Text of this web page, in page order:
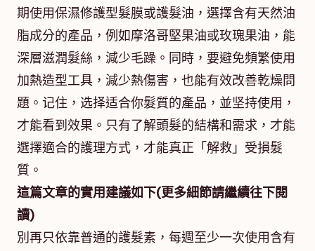
期使用保濕修護型髮膜或護髮油，選擇含有天然油
脂成分的產品，例如摩洛哥堅果油或玫瑰果油，能
深層滋潤髮絲，減少毛躁。同時，要避免頻繁使用
加熱造型工具，減少熱傷害，也能有效改善乾燥問
題。记住，选择适合你髮質的產品，並坚持使用，
才能看到效果。只有了解頭髮的結構和需求，才能
選擇適合的護理方式，才能真正「解救」受損髮
質。
這篇文章的實用建議如下(更多細節請繼續往下閱
讀)
別再只依靠普通的護髮素，每週至少一次使用含有